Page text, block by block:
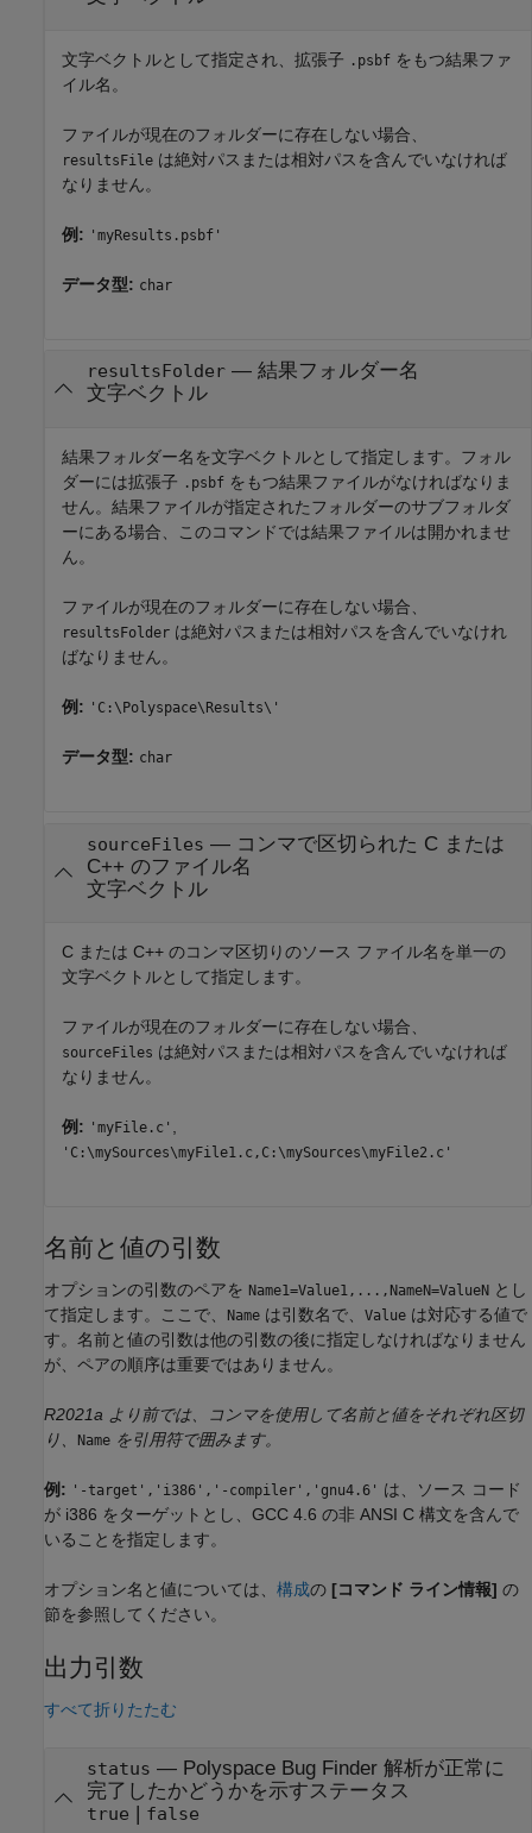
文字ベクトルとして指定され、拡張子 .psbf をもつ結果ファ
イル名。
ファイルが現在のフォルダーに存在しない場合、
resultsFile は絶対パスまたは相対パスを含んでいなければ
なりません。
例: 'myResults.psbf'
データ型: char
resultsFolder— 結果フォルダー名
文字ベクトル
結果フォルダー名を文字ベクトルとして指定します。フォル
ダーには拡張子 .psbf をもつ結果ファイルがなければなりま
せん。結果ファイルが指定されたフォルダーのサブフォルダ
ーにある場合、このコマンドでは結果ファイルは開かれませ
ん。
ファイルが現在のフォルダーに存在しない場合、
resultsFolder は絶対パスまたは相対パスを含んでいなけれ
ばなりません。
例: 'C:\Polyspace\Results\'
データ型: char
sourceFiles — コンマで区切られた C または
C++ のファイル名
文字ベクトル
C または C++ のコンマ区切りのソース ファイル名を単一の
文字ベクトルとして指定します。
ファイルが現在のフォルダーに存在しない場合、
sourceFiles は絶対パスまたは相対パスを含んでいなければ
なりません。
例: 'myFile.c'
'C:\mySources\myFile1.c,C:\mySources\myFile2.c'
名前と値の引数
オプションの引数のペアを Name1=Value1,...,NameN=ValueN とし
て指定します。ここで、
Name は引数名で、 Value は対応する値で
す。名前と値の引数は他の引数の後に指定しなければなりません
が、ペアの順序は重要ではありません。
R2021a より前では、コンマを使用して名前と値をそれぞれ区切
り、
Name を引用符で囲みます。
例: '-target','i386','-compiler','gnu4.6' は、ソース コード
が i386 をターゲットとし、GCC 4.6 の非 ANSI C 構文を含んで
いることを指定します。
オプション名と値については、 構成の [コマンド ライン情報] の
節を参照してください。
出力引数
すべて折りたたむ
status — Polyspace Bug Finder解析が正常に
完了したかどうかを示すステータス
true | false